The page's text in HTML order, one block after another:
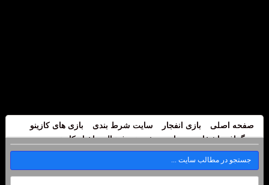
صفحه اصلی بازی انفجار سایت شرط بندی
بازی های کازینو
بیوگرافی اشخاص
سایت پیش بینی فوتبال اخبار کازینو